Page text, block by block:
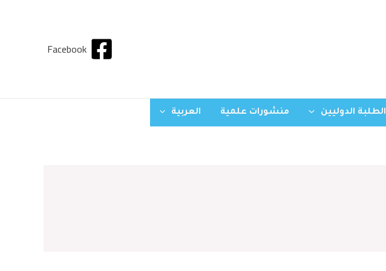
Facebook
الطلبة الدوليين منشورات علمية العربية